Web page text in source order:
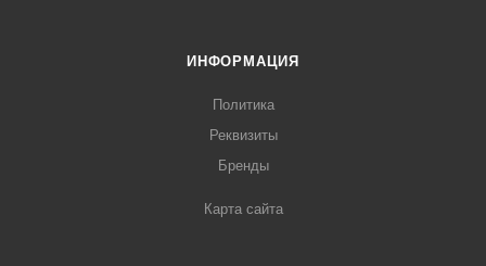
ИНФОРМАЦИЯ
Политика
Реквизиты
Бренды
Карта сайта